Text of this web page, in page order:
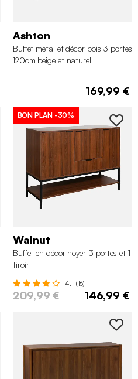
Ashton
Buffet métal et décor bois 3 portes
120cm beige et naturel
169,99 €
BON PLAN -30%
Walnut
Buffet en décor noyer 3 portes et 1
tiroir
4.1 (16)
209,99 € 146,99 €